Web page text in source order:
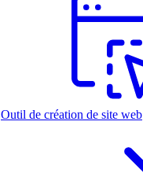
Outil de création de site web